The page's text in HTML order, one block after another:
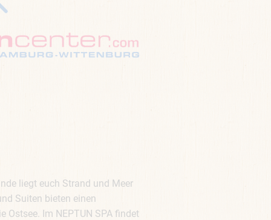
liegt euch Strand und Meer
Suiten bieten einen
Im NEPTUN SPA findet